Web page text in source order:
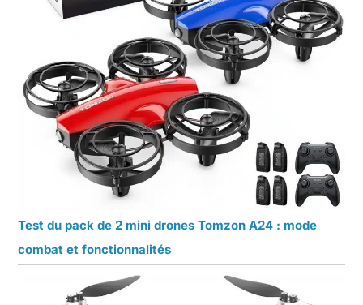
Test du pack de 2 mini drones Tomzon A24 : mode
combat et fonctionnalités